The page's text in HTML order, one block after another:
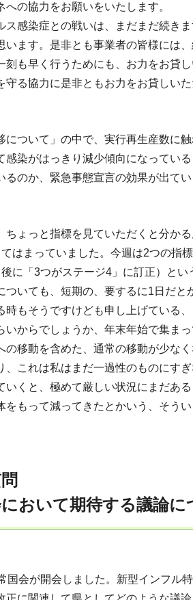
への協力をお願いをいたします。
ス感染症との戦いは、まだまだ続き
います。是非とも事業者の皆様には
刻も早く行うためにも、お力をお貸
守る協力に是非ともお力をお貸しい
について」の中で、実行再生産数に
感染がはっきり減少傾向になってい
るのか、緊急事態宣言の効果が出て
ちょっと指標を見ていただくと分か
はまっていました。今週は2つの指
後に「3つがステージ4」に訂正）と
ついても、短期の、要するに1日だ
時もそうですけども申し上げている
いからでしょうか、年末年始で集ま
の移動を含めた、通常の移動が少な
、これは私はまだ一過性のものにす
いくと、極めて厳しい状況にまだあ
をもって減ってきたとかいう、そう
おいて期待する議論に
国会が開会しました。新型インフル